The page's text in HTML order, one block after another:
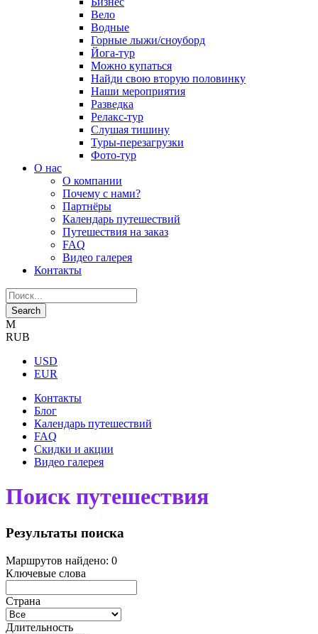
Вело
Водные
Горные лыжи/сноуборд
Йога-тур
Можно купаться
Найди свою вторую половинку
Наши мероприятия
Разведка
Релакс-тур
Слушая тишину
Туры-перезагрузки
Фото-тур
О нас
О компании
Почему с нами?
Партнёры
Календарь путешествий
Путешествия на заказ
FAQ
Видео галерея
Контакты
RUB
USD
EUR
Контакты
Блог
Календарь путешествий
FAQ
Скидки и акции
Видео галерея
Поиск путешествия
Результаты поиска
Маршрутов найдено: 0
Ключевые слова
Страна
Длительность